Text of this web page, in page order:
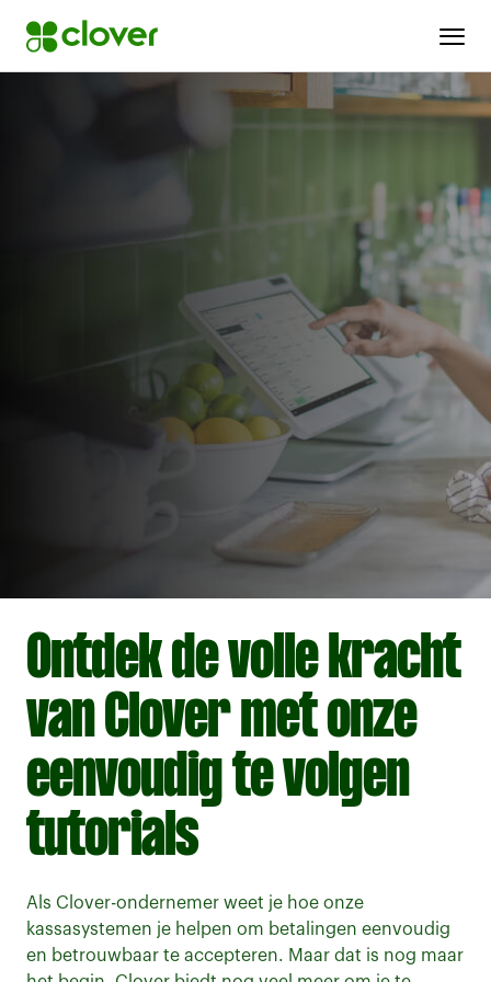
Ontdek de volle kracht
van Clover met onze
eenvoudig te volgen
tutorials
Als Clover-ondernemer weet je hoe onze
kassasystemen je helpen om betalingen eenvoudig
en betrouwbaar te accepteren. Maar dat is nog maar